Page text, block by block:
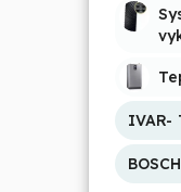
IVAR-
BOSCH